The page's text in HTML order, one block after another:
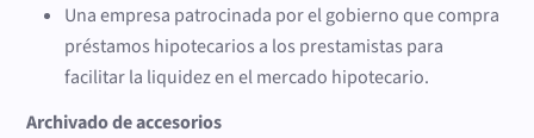
Una empresa patrocinada por el gobierno que compra
préstamos hipotecarios a los prestamistas para
facilitar la liquidez en el mercado hipotecario.
Archivado de accesorios